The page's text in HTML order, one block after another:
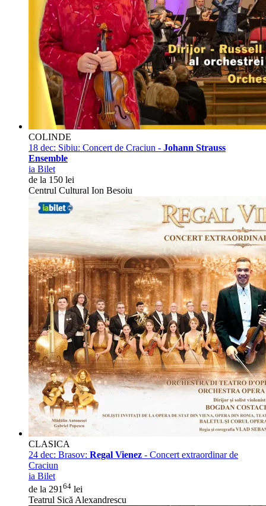
COLINDE
18 dec: Sibiu: Concert de Craciun - Johann Strauss
Ensemble
ia Bilet
de la 150 lei
Centrul Cultural Ion Besoiu
CLASICA
24 dec: Brasov: Regal Vienez - Concert extraordinar de
Craciun
ia Bilet
de la 291 64 lei
Teatrul Sică Alexandrescu